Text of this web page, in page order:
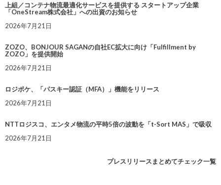
上組／コンテナ物流最適化サービスを提供する スタートアップ企業
「OneStream株式会社」への出資のお知らせ
2026年7月21日
ZOZO、BONJOUR SAGANの自社EC拡大に向け「Fulfillment by
ZOZO」を提供開始
2026年7月21日
ロジポケ、「パスキー認証（MFA）」機能をリリース
2026年7月21日
NTTロジスコ、エンタメ物流の平時5倍の波動を「t-Sort MAS」で吸収
2026年7月21日
プレスリリースまとめてチェック一覧